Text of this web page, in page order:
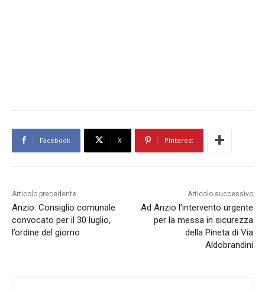
Facebook X Pinterest
Articolo precedente
Anzio. Consiglio comunale
convocato per il 30 luglio,
l’ordine del giorno
Articolo successivo
Ad Anzio l’intervento urgente
per la messa in sicurezza
della Pineta di Via
Aldobrandini